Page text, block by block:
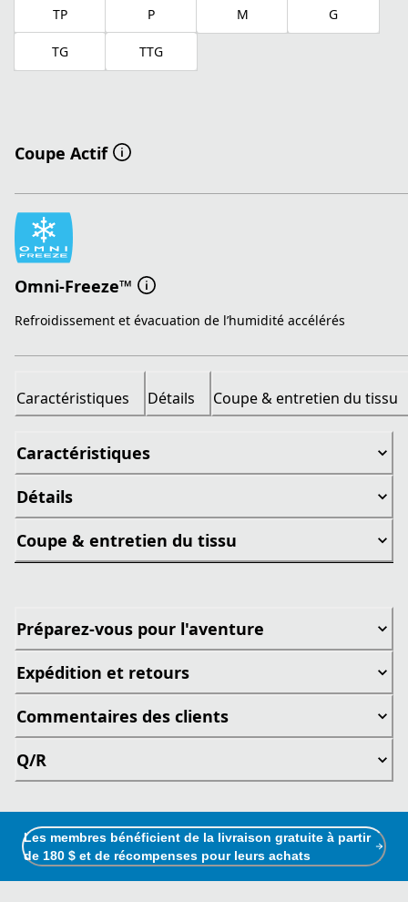
TP P M G
TG TTG
Coupe Actif
Omni-Freeze™
Refroidissement et évacuation de l’humidité accélérés
Caractéristiques Détails Coupe & entretien du tissu
Caractéristiques
Détails
Coupe & entretien du tissu
Préparez-vous pour l'aventure
Expédition et retours
Commentaires des clients
Q/R
Les membres bénéficient de la livraison gratuite à partir
de 180 $ et de récompenses pour leurs achats